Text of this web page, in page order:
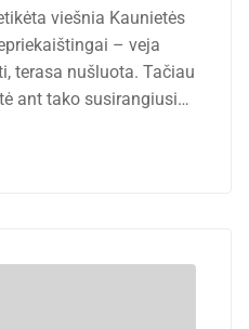
viešnia Kaunietės
– veja
terasa nušluota. Tačiau
ant tako susirangiusi…